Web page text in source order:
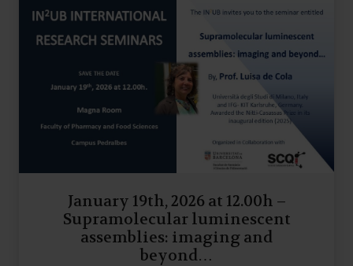
January 19th, 2026 at 12.00h –
Supramolecular luminescent
assemblies: imaging and
beyond…